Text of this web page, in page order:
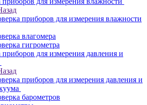
приборов для измерения влажности
влагомера
гигрометра
для измерения давления и
приборов для измерения давления и
барометров